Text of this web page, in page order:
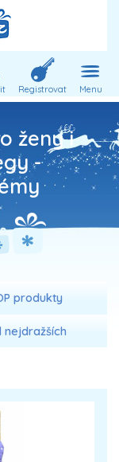
Registrovat Menu
ženy i
-
produkty
nejdražších